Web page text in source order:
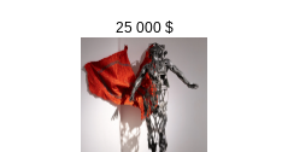
25 000 $